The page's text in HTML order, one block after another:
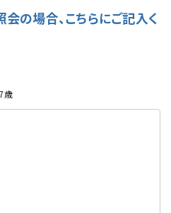
の場合、こちらにご記入く
歳